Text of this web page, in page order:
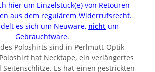
hier um Einzelstück(e) von Retouren
aus dem regulärem Widerrufsrecht.
es sich um Neuware, nicht um
Gebrauchtware.
Poloshirts sind in Perlmutt-Optik
hat Necktape, ein verlängertes
Seitenschlitze. Es hat einen gestrickten